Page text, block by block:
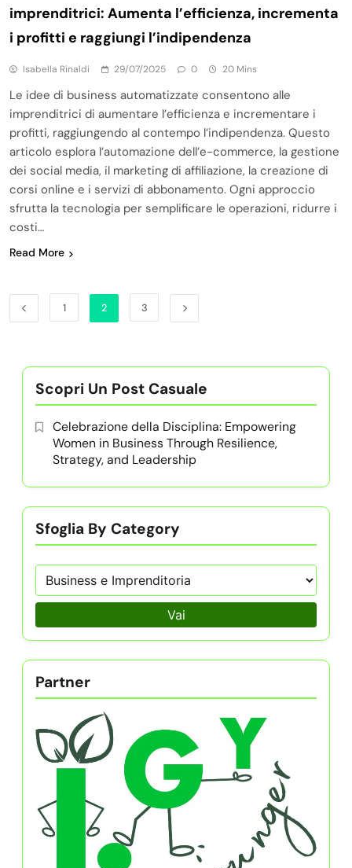
imprenditrici: Aumenta l’efficienza, incrementa
i profitti e raggiungi l’indipendenza
Isabella Rinaldi 29/07/2025 0 20 Mins
Le idee di business automatizzate consentono alle
imprenditrici di aumentare l’efficienza e incrementare i
profitti, raggiungendo al contempo l’indipendenza. Questo
articolo esplora l’automazione dell’e-commerce, la gestione
dei social media, il marketing di affiliazione, la creazione di
corsi online e i servizi di abbonamento. Ogni approccio
sfrutta la tecnologia per semplificare le operazioni, ridurre i
costi…
Read More
1 2 3
Scopri Un Post Casuale
Celebrazione della Disciplina: Empowering
Women in Business Through Resilience,
Strategy, and Leadership
Sfoglia By Category
Vai
Partner